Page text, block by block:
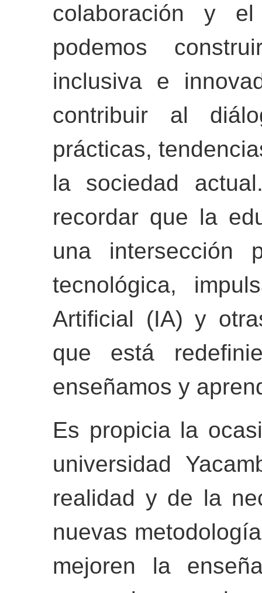
colaboración y
podemos
inclusiva e
contribuir al
prácticas,
la sociedad
recordar que la
una intersección
tecnológica,
Artificial (IA) y
que está
enseñamos y
Es propicia la
universidad
realidad y de la
nuevas
mejoren la